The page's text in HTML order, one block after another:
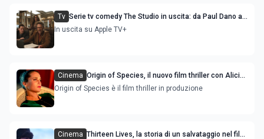
Tv Serie tv comedy The Studio in uscita: da Paul Dano a
Olivia Wilde, le guest star
In uscita su Apple TV+
Cinema Origin of Species, il nuovo film thriller con Alicia
Vikander e Jude Law
Origin of Species è il film thriller in produzione
Cinema Thirteen Lives, la storia di un salvataggio nel film